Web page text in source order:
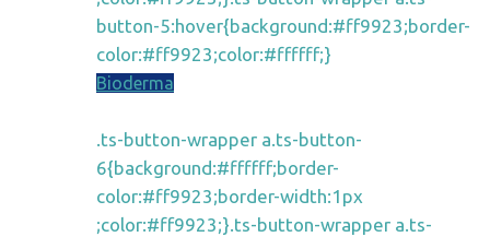
button-5:hover{background:#ff9923;border-
color:#ff9923;color:#ffffff;}
Bioderma
.ts-button-wrapper a.ts-button-
6{background:#ffffff;border-
color:#ff9923;border-width:1px
;color:#ff9923;}.ts-button-wrapper a.ts-